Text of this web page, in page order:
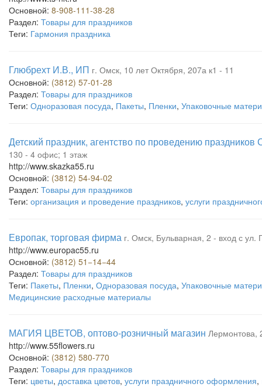
Основной: 8-908-111-38-28
Раздел: Товары для праздников
Теги: Гармония праздника
Глюбрехт И.В., ИП г. Омск, 10 лет Октября, 207а к1 - 11
Основной: (3812) 57-01-28
Раздел: Товары для праздников
Теги: Одноразовая посуда, Пакеты, Пленки, Упаковочные
Детский праздник, агентство по проведению праздников
130 - 4 офис; 1 этаж
http://www.skazka55.ru
Основной: (3812) 54-94-02
Раздел: Товары для праздников
Теги: организация и проведение праздников, услуги
Европак, торговая фирма г. Омск, Бульварная, 2 - вход с ул.
http://www.europac55.ru
Основной: (3812) 51−14−44
Раздел: Товары для праздников
Теги: Пакеты, Пленки, Одноразовая посуда, Упаковочные
Медицинские расходные материалы
МАГИЯ ЦВЕТОВ, оптово-розничный магазин Лермонтова,
http://www.55flowers.ru
Основной: (3812) 580-770
Раздел: Товары для праздников
Теги: цветы, доставка цветов, услуги праздничного оформления,